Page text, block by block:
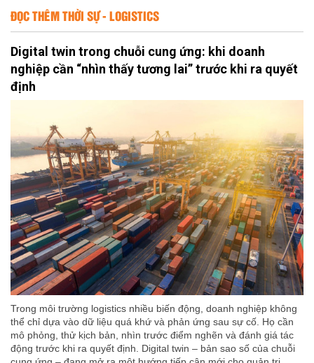
ĐỌC THÊM THỜI SỰ - LOGISTICS
Digital twin trong chuỗi cung ứng: khi doanh
nghiệp cần “nhìn thấy tương lai” trước khi ra quyết
định
Trong môi trường logistics nhiều biến động, doanh nghiệp không
thể chỉ dựa vào dữ liệu quá khứ và phản ứng sau sự cố. Họ cần
mô phỏng, thử kịch bản, nhìn trước điểm nghẽn và đánh giá tác
động trước khi ra quyết định. Digital twin – bản sao số của chuỗi